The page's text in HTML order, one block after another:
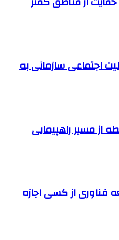
اجتماعی سازمانی به
رایگان در ۱۰۰ نقطه از مسیر راهپیمایی
فناوری از کسی اجازه